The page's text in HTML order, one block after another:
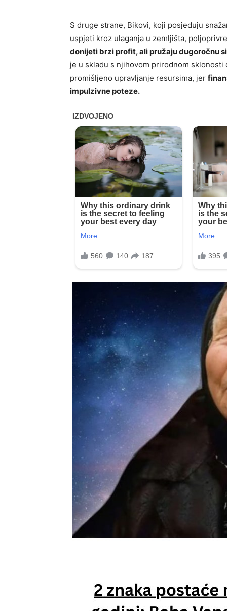
S druge strane, Bikovi, koji posjeduju
uspjeti kroz ulaganja u zemljišta,
donijeti brzi profit, ali pružaju dugoročnu
je u skladu s njihovom prirodnom
promišljeno upravljanje resursima, jer
impulzivne poteze.